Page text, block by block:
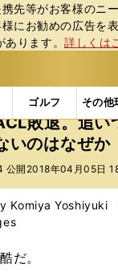
先等がお客様のニ
にお勧めの広告を
あります。詳しくは
ゴルフ その他
一覧 Jリーグ他
敗退。追い
いのはなぜか
公開 2018年04月05日
Komiya
だ。